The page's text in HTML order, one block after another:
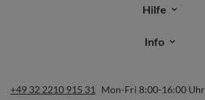
Hilfe
Info
+49 32 2210 915 31
Mon-Fri 8:00-16:00 Uhr